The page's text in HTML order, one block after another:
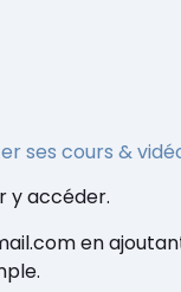
ses cours &
y accéder.
en